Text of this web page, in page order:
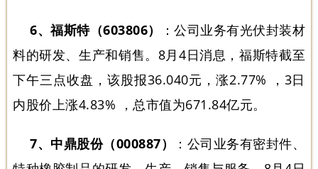
6、福斯特（603806）
：公司业务有光伏封装材
料的研发、生产和销售。8月4日消息，福斯特截至
下午三点收盘，该股报36.040元，涨2.77% ，3日
内股价上涨4.83% ，总市值为671.84亿元。
7、中鼎股份（000887）
：公司业务有密封件、